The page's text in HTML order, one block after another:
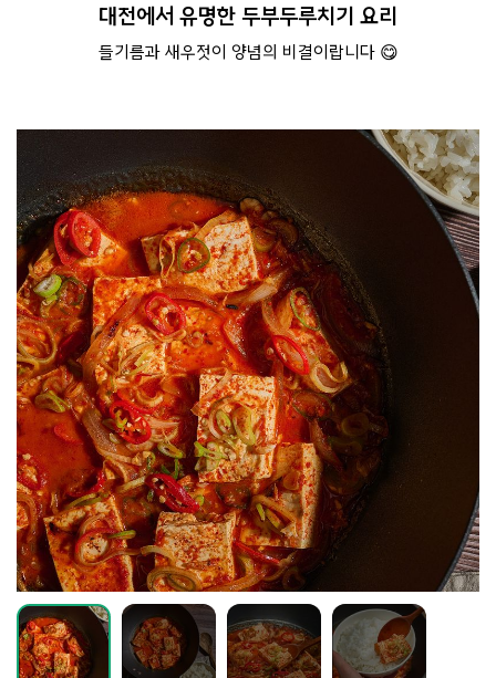
대전에서 유명한 두부두루치기 요리
들기름과 새우젓이 양념의 비결이랍니다 😋